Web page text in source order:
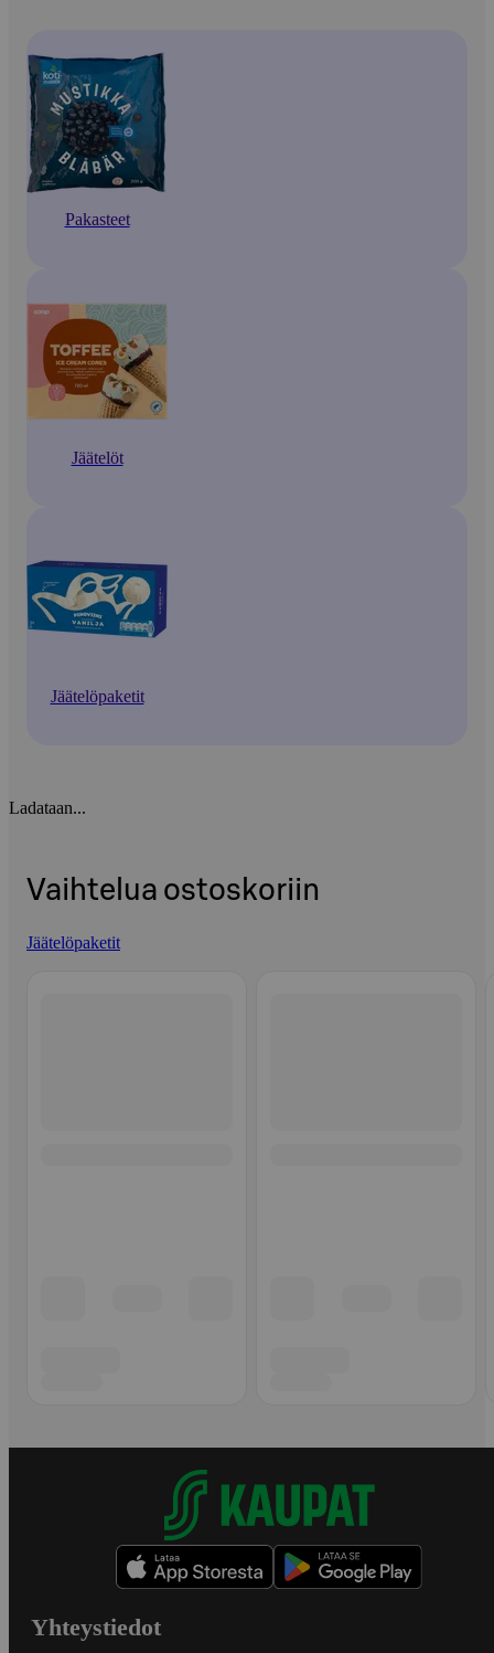
Pakasteet
Jäätelöt
Jäätelöpaketit
Ladataan...
Vaihtelua ostoskoriin
Jäätelöpaketit
Yhteystiedot